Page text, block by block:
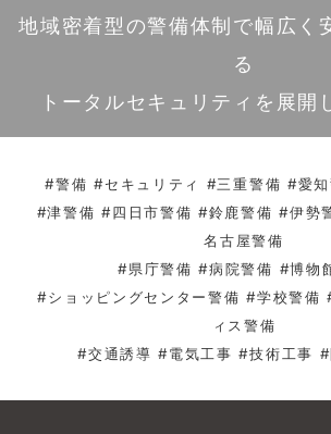
地域密着型の警備体制で幅広く
る
トータルセキュリティを展開
#警備 #セキュリティ #三重警備 #愛
#津警備 #四日市警備 #鈴鹿警備 #伊勢
名古屋警備
#県庁警備 #病院警備 #博物
#ショッピングセンター警備 #学校警備
ィス警備
#交通誘導 #電気工事 #技術工事 #